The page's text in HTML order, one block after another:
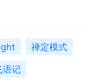
禅定模式
语记